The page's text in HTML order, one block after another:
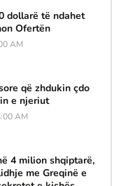
dollarë të ndahet
Ofertën
AM
që zhdukin çdo
e njeriut
AM
4 milion shqiptarë,
me Greqinë e